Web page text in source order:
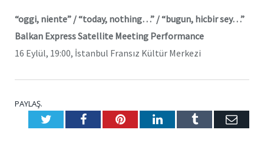
“oggi, niente” / “today, nothing…” / “bugun, hicbir sey…”
Balkan Express Satellite Meeting Performance
16 Eylül, 19:00, İstanbul Fransız Kültür Merkezi
PAYLAŞ.
TwitterFacebookPinterestLinkedInTumblr E-